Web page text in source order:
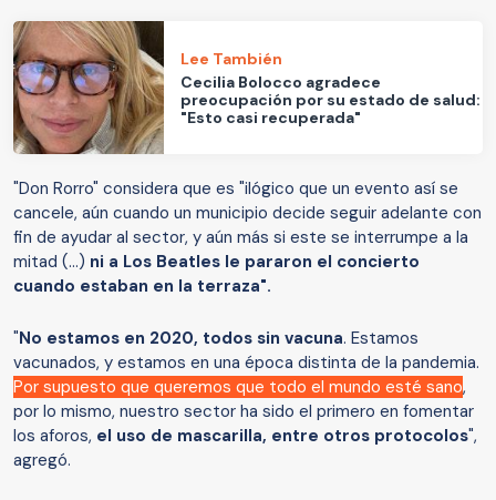
Lee También
Cecilia Bolocco agradece
preocupación por su estado de salud:
"Esto casi recuperada"
"Don Rorro" considera que es "ilógico que un evento así se
cancele, aún cuando un municipio decide seguir adelante con
fin de ayudar al sector, y aún más si este se interrumpe a la
mitad (...) ni a Los Beatles le pararon el concierto
cuando estaban en la terraza".
"No estamos en 2020, todos sin vacuna. Estamos
vacunados, y estamos en una época distinta de la pandemia.
Por supuesto que queremos que todo el mundo esté sano,
por lo mismo, nuestro sector ha sido el primero en fomentar
los aforos, el uso de mascarilla, entre otros protocolos",
agregó.